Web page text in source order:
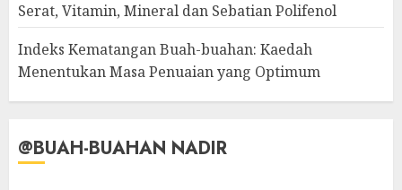
Serat, Vitamin, Mineral dan Sebatian Polifenol
Indeks Kematangan Buah-buahan: Kaedah
Menentukan Masa Penuaian yang Optimum
@BUAH-BUAHAN NADIR